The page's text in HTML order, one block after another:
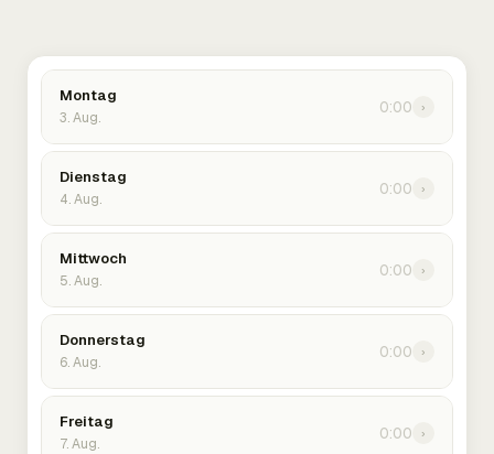
Montag
3. Aug.
0:00 ›
Dienstag
4. Aug.
0:00 ›
Mittwoch
5. Aug.
0:00 ›
Donnerstag
6. Aug.
0:00 ›
Freitag
7. Aug.
0:00 ›